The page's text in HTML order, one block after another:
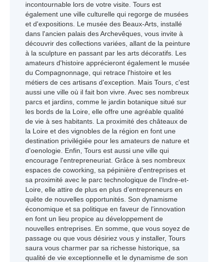
incontournable lors de votre visite. Tours est
également une ville culturelle qui regorge de musées
et d'expositions. Le musée des Beaux-Arts, installé
dans l'ancien palais des Archevêques, vous invite à
découvrir des collections variées, allant de la peinture
à la sculpture en passant par les arts décoratifs. Les
amateurs d'histoire apprécieront également le musée
du Compagnonnage, qui retrace l'histoire et les
métiers de ces artisans d'exception. Mais Tours, c'est
aussi une ville où il fait bon vivre. Avec ses nombreux
parcs et jardins, comme le jardin botanique situé sur
les bords de la Loire, elle offre une agréable qualité
de vie à ses habitants. La proximité des châteaux de
la Loire et des vignobles de la région en font une
destination privilégiée pour les amateurs de nature et
d'oenologie. Enfin, Tours est aussi une ville qui
encourage l'entrepreneuriat. Grâce à ses nombreux
espaces de coworking, sa pépinière d'entreprises et
sa proximité avec le parc technologique de l'Indre-et-
Loire, elle attire de plus en plus d'entrepreneurs en
quête de nouvelles opportunités. Son dynamisme
économique et sa politique en faveur de l'innovation
en font un lieu propice au développement de
nouvelles entreprises. En somme, que vous soyez de
passage ou que vous désiriez vous y installer, Tours
saura vous charmer par sa richesse historique, sa
qualité de vie exceptionnelle et le dynamisme de son